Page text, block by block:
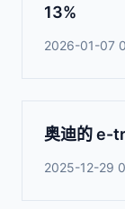
13%
2026-01-07
奥迪的 e-
2025-12-29